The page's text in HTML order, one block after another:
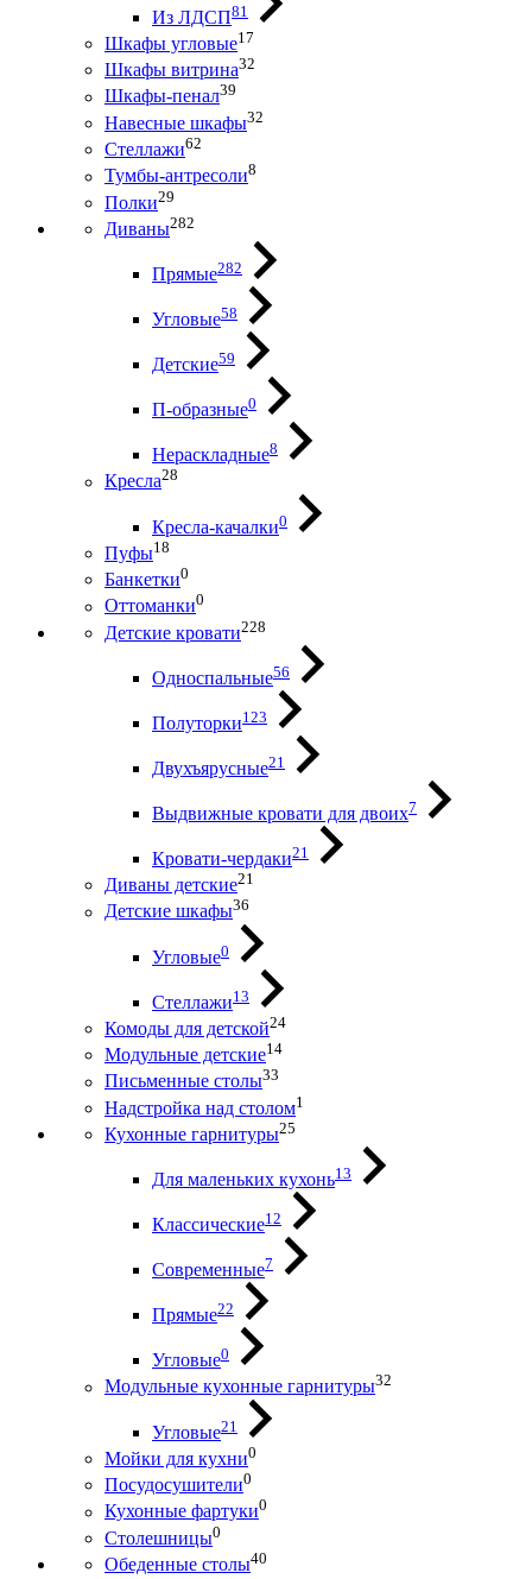
Из ЛДСП81
Шкафы угловые17
Шкафы витрина32
Шкафы-пенал39
Навесные шкафы32
Стеллажи62
Тумбы-антресоли8
Полки29
Диваны282
Прямые282
Угловые58
Детские59
П-образные0
Нераскладные8
Кресла28
Кресла-качалки0
Пуфы18
Банкетки0
Оттоманки0
Детские кровати228
Односпальные56
Полуторки123
Двухъярусные21
Выдвижные кровати для двоих7
Кровати-чердаки21
Диваны детские21
Детские шкафы36
Угловые0
Стеллажи13
Комоды для детской24
Модульные детские14
Письменные столы33
Надстройка над столом1
Кухонные гарнитуры25
Для маленьких кухонь13
Классические12
Современные7
Прямые22
Угловые0
Модульные кухонные гарнитуры32
Угловые21
Мойки для кухни0
Посудосушители0
Кухонные фартуки0
Столешницы0
Обеденные столы40